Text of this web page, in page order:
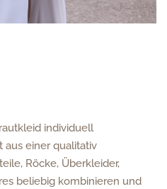
individuell
aus einer qualitativ
Röcke, Überkleider,
beliebig kombinieren und